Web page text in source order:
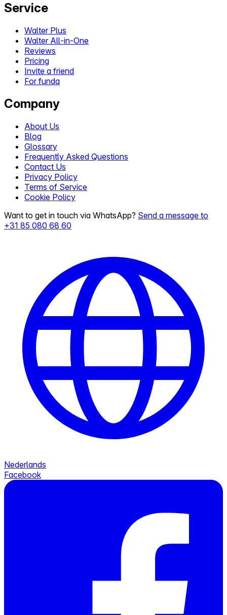
Service
Walter Plus
Walter All-in-One
Reviews
Pricing
Invite a friend
For funda
Company
About Us
Blog
Glossary
Frequently Asked Questions
Contact Us
Privacy Policy
Terms of Service
Cookie Policy
Want to get in touch via WhatsApp? Send a message to
+31 85 080 68 60
Nederlands
Facebook